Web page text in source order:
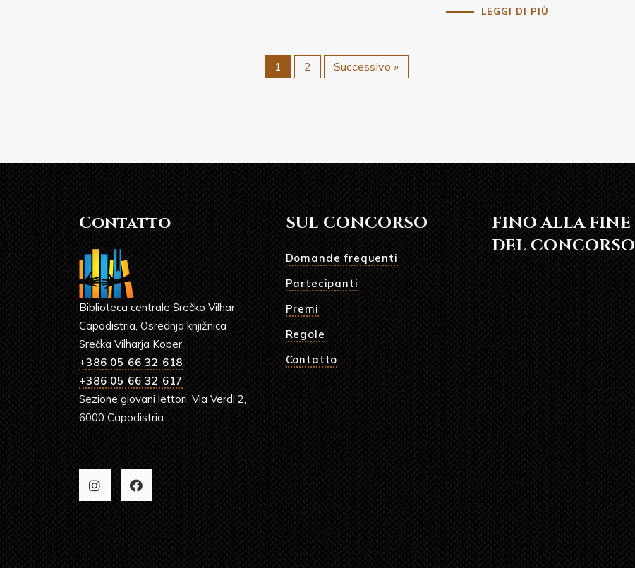
LEGGI DI PIÙ
1 2 Successivo »
Contatto
Biblioteca centrale Srečko Vilhar
Capodistria, Osrednja knjižnica
Srečka Vilharja Koper.
+386 05 66 32 618
+386 05 66 32 617
Sezione giovani lettori, Via Verdi 2,
6000 Capodistria.
SUL CONCORSO
Domande frequenti
Partecipanti
Premi
Regole
Contatto
FINO ALLA FINE
DEL CONCORSO